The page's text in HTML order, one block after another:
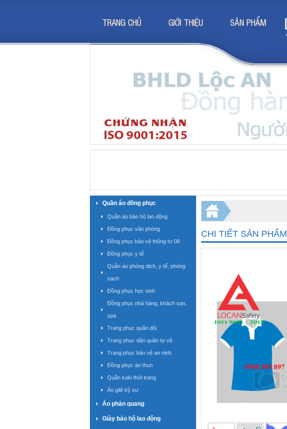
TRANG CHỦ GIỚI THIỆU SẢN PHẨM
CHI TIẾT SẢN PHẨM
Quần áo đồng phục
Quần áo bảo hộ lao động
Đồng phục văn phòng
Đồng phục bảo vệ thông tư 08
Đồng phục y tế
Quần áo phòng dịch, y tế, phòng
sạch
Đồng phục học sinh
Đồng phục nhà hàng, khách sạn,
spa
Trang phục quân đội
Trang phục dân quân tự vệ
Trang phục bảo vệ an ninh
Đồng phục áo thun
Quần kaki thời trang
Áo gilê kỹ sư
Áo phản quang
Giày bảo hộ lao động